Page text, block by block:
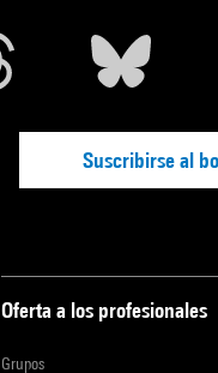
Suscribirse al
Oferta a los profesionales
Grupos